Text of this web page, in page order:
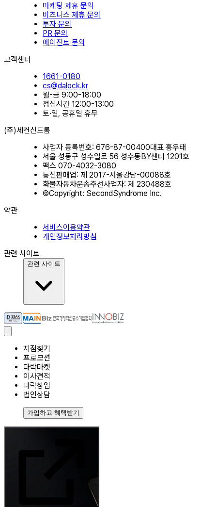
마케팅 제휴 문의
비즈니스 제휴 문의
투자 문의
PR 문의
에이전트 문의
고객센터
1661-0180
cs@dalock.kr
월-금 9:00-18:00
점심시간 12:00-13:00
토·일, 공휴일 휴무
(주)세컨신드롬
사업자 등록번호: 676-87-00400대표 홍우태
서울 성동구 성수일로 56 성수동BY센터 1201호
팩스 070-4032-3080
통신판매업: 제 2017-서울강남-00088호
화물자동차운송주선사업자: 제 230488호
©Copyright: SecondSyndrome Inc.
약관
서비스이용약관
개인정보처리방침
관련 사이트
관련 사이트
지점찾기
프로모션
다락마켓
이사견적
다락창업
법인상담
가입하고 혜택받기